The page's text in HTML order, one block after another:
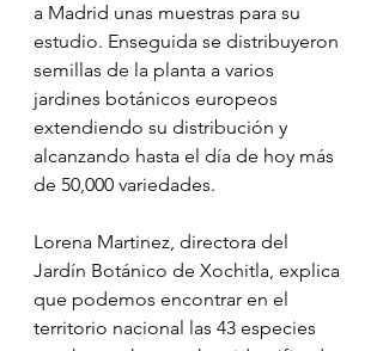
a Madrid unas muestras para su
estudio. Enseguida se distribuyeron
semillas de la planta a varios
jardines botánicos europeos
extendiendo su distribución y
alcanzando hasta el día de hoy más
de 50,000 variedades.
Lorena Martinez, directora del
Jardín Botánico de Xochitla, explica
que podemos encontrar en el
territorio nacional las 43 especies